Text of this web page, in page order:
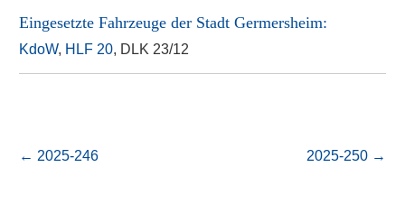
Eingesetzte Fahrzeuge der Stadt Germersheim:
KdoW, HLF 20, DLK 23/12
← 2025-246 2025-250 →